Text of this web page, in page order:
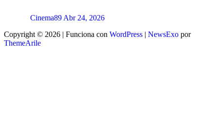
Cinema89 Abr 24, 2026
Copyright © 2026 | Funciona con WordPress | NewsExo por
ThemeArile